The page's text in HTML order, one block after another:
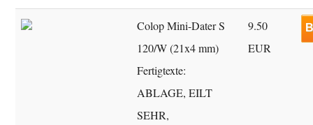
Colop Mini-Dater S
120/W (21x4 mm)
Fertigtexte:
ABLAGE, EILT
SEHR,
9.50
EUR